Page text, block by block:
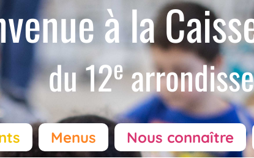
à la
du 12e
Menus Nous connaître